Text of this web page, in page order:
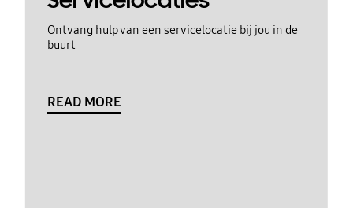
Ontvang hulp van een servicelocatie bij jou in de
buurt
READ MORE